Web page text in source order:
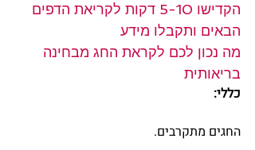
הקדישו 5-10 דקות לקריאת הדפים
הבאים ותקבלו מידע
מה נכון לכם לקראת החג מבחינה
בריאותית
כללי:
החגים מתקרבים.